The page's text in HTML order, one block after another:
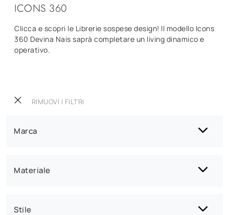
RIMUOVI I FILTRI
Marca
Materiale
Stile
ICONS 360
Clicca e scopri le Librerie sospese design! Il modello Icons
360 Devina Nais saprà completare un living dinamico e
operativo.